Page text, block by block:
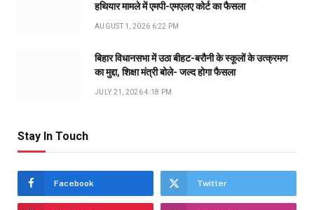
हथियार मामले में एमपी-एमएलए कोर्ट का फैसला
AUGUST 1, 2026 6:22 PM
बिहार विधानसभा में उठा बीहट-बरौनी के स्कूलों के उत्क्रमण
का मुद्दा, शिक्षा मंत्री बोले- जल्द होगा फैसला
JULY 21, 2026 4:18 PM
Stay In Touch
Facebook Twitter